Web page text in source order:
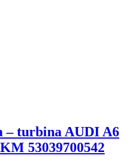
– turbina AUDI A6
53039700542